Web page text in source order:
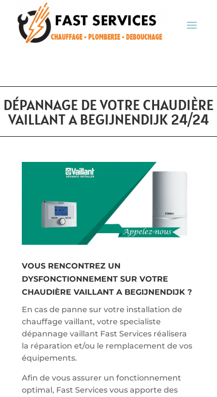
DÉPANNAGE DE VOTRE CHAUDIÈRE
VAILLANT A BEGIJNENDIJK 24/24
VOUS RENCONTREZ UN
DYSFONCTIONNEMENT SUR VOTRE
CHAUDIÈRE VAILLANT A BEGIJNENDIJK ?
En cas de panne sur votre installation de
chauffage vaillant, votre specialiste
dépannage vaillant Fast Services réalisera
la réparation et/ou le remplacement de vos
équipements.
Afin de vous assurer un fonctionnement
optimal, Fast Services vous apporte des